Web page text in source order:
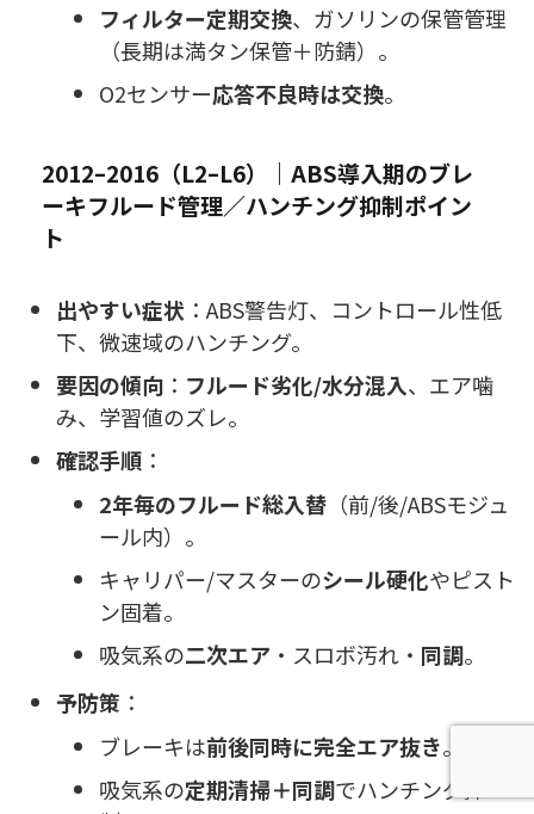
フィルター定期交換、ガソリンの保管管理
（長期は満タン保管＋防錆）。
O2センサー応答不良時は交換。
2012–2016（L2–L6）｜ABS導入期のブレ
ーキフルード管理／ハンチング抑制ポイン
ト
出やすい症状 ：ABS警告灯、コントロール性低
下、微速域のハンチング。
要因の傾向 ： フルード劣化/水分混入、エア噛
み、学習値のズレ。
確認手順 ：
2年毎のフルード総入替 （前/後/ABSモジュ
ール内）。
キャリパー/マスターのシール硬化やピスト
ン固着。
吸気系の二次エア ・スロボ汚れ・ 同調。
予防策 ：
ブレーキは前後同時に完全エア抜き。
吸気系の定期清掃＋同調でハンチング抑